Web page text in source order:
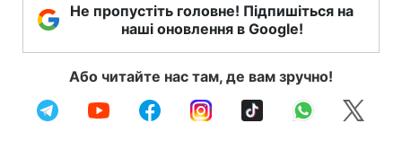
Не пропустіть головне! Підпишіться на
наші оновлення в Google!
Або читайте нас там, де вам зручно!